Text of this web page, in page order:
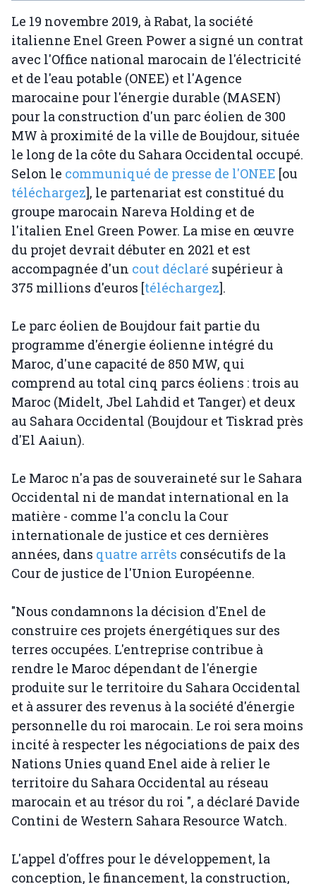
Le 19 novembre 2019, à Rabat, la société
italienne Enel Green Power a signé un contrat
avec l'Office national marocain de l'électricité
et de l'eau potable (ONEE) et l'Agence
marocaine pour l'énergie durable (MASEN)
pour la construction d'un parc éolien de 300
MW à proximité de la ville de Boujdour, située
le long de la côte du Sahara Occidental occupé.
Selon le communiqué de presse de l'ONEE [ou
téléchargez], le partenariat est constitué du
groupe marocain Nareva Holding et de
l'italien Enel Green Power. La mise en œuvre
du projet devrait débuter en 2021 et est
accompagnée d'un cout déclaré supérieur à
375 millions d'euros [téléchargez].
Le parc éolien de Boujdour fait partie du
programme d'énergie éolienne intégré du
Maroc, d'une capacité de 850 MW, qui
comprend au total cinq parcs éoliens : trois au
Maroc (Midelt, Jbel Lahdid et Tanger) et deux
au Sahara Occidental (Boujdour et Tiskrad près
d'El Aaiun).
Le Maroc n'a pas de souveraineté sur le Sahara
Occidental ni de mandat international en la
matière - comme l'a conclu la Cour
internationale de justice et ces dernières
années, dans quatre arrêts consécutifs de la
Cour de justice de l'Union Européenne.
"Nous condamnons la décision d'Enel de
construire ces projets énergétiques sur des
terres occupées. L'entreprise contribue à
rendre le Maroc dépendant de l'énergie
produite sur le territoire du Sahara Occidental
et à assurer des revenus à la société d'énergie
personnelle du roi marocain. Le roi sera moins
incité à respecter les négociations de paix des
Nations Unies quand Enel aide à relier le
territoire du Sahara Occidental au réseau
marocain et au trésor du roi ", a déclaré Davide
Contini de Western Sahara Resource Watch.
L'appel d'offres pour le développement, la
conception, le financement, la construction,